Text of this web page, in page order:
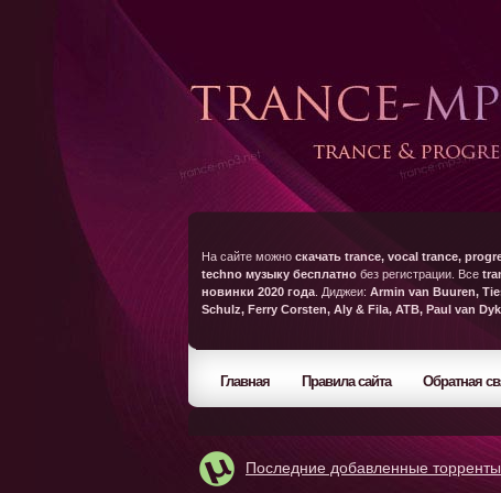
На сайте можно скачать trance, vocal trance,
techno музыку бесплатно без регистрации. Все
новинки 2020 года . Диджеи: Armin van Buuren,
Schulz, Ferry Corsten, Aly & Fila, ATB, Paul van Dyk
Главная Правила сайта Обратная
Последние добавленные